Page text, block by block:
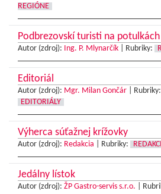
REGIÓNE
Podbrezovskí turisti na
Autor (zdroj): Ing. P. Mlynarčík Rubriky:
Editoriál
Autor (zdroj): Mgr. Milan Gončár Rubriky:
EDITORIÁLY
Výherca súťažnej krížovky
Autor (zdroj): Redakcia Rubriky:
Jedálny lístok
Autor (zdroj): ŽP Gastro-servis s.r.o.